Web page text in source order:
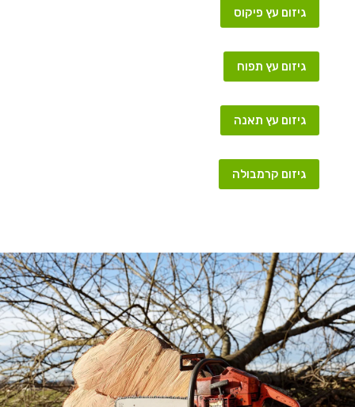
גיזום עץ פיקוס
גיזום עץ תפוח
גיזום עץ תאנה
גיזום קרמבולה